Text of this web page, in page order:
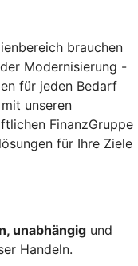
brauchen
Modernisierung -
für jeden Bedarf
unseren
FinanzGruppe
für Ihre Ziele
unabhängig und
Handeln.